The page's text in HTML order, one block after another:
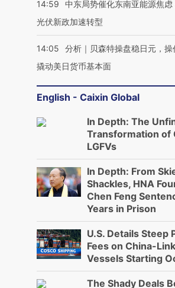
14:59
中东局势催化东南亚能源焦虑
光伏新政加速转型
14:05
分析｜贝森特操盘稳日元，
撬动美日货币基本面
English - Caixin Global
In Depth: The
Transformation of
LGFVs
In Depth: From
Shackles, HNA
Chen Feng
Years in Prison
U.S. Details Steep
Fees on China-
Vessels Starting
The Shady Deals